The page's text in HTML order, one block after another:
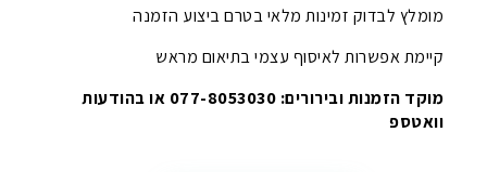
מומלץ לבדוק זמינות מלאי בטרם ביצוע הזמנה
קיימת אפשרות לאיסוף עצמי בתיאום מראש
מוקד הזמנות ובירורים: 077-8053030 או בהודעות
וואטספ